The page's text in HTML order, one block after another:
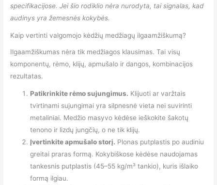
specifikacijose. Jei šio rodiklio nėra nurodyta, tai signalas, kad
audinys yra žemesnės kokybės.
Kaip vertinti valgomojo kėdžių medžiagų ilgaamžiškumą?
Ilgaamžiškumas nėra tik medžiagos klausimas. Tai visų
komponentų, rėmo, klijų, apmušalo ir dangos, kombinacijos
rezultatas.
Patikrinkite rėmo sujungimus. Klijuoti ar varžtais
tvirtinami sujungimai yra silpnesnė vieta nei suvirinti
metaliniai. Medžio masyvo kėdėse ieškokite šakotų
tenono ir lizdų jungčių, o ne tik klijų.
Įvertinkite apmušalo storį. Plonas putplastis po audiniu
greitai praras formą. Kokybiškose kėdėse naudojamas
tankesnis putplastis (45–55 kg/m³ tankio), kuris išlaiko
formą ilgiau.